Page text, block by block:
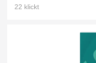
22 klickt